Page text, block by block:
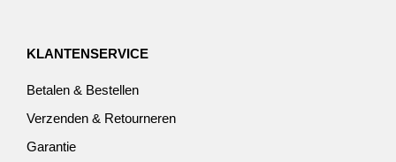
KLANTENSERVICE
Betalen & Bestellen
Verzenden & Retourneren
Garantie